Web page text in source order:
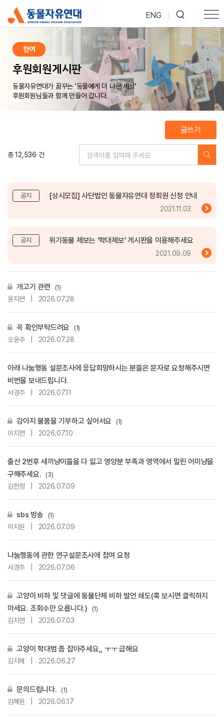
ENG
참여
후원회원게시판
동물자유연대가 꿈꾸는 '동물에게 더 나은 세상'
후원회원님들과 함께 만들어 갑니다.
글쓰기
총 12,536 건
공지 [상시모집] 사단법인 동물자유연대 정회원 신청 안내
2021.11.03
공지 위기동물 제보는 '학대제보' 게시판을 이용해주세요
2021.09.09
개고기 관련 (1)
윤지연 2026.07.28
꼭 확인부탁드려요 (1)
오윤주 2026.07.28
아래 나눔행동 설문조사에 응답희망하시는 분들은 문자로 요청해주시면
비번을 보내드립니다.
서경주 2026.07.11
강아지 물품을 기부하고 싶어서요 (1)
이지연 2026.07.10
출산 2번후 새끼냥이들을 다 잃고 영양분 부족과 영역에서 밀린 어미냥을
구해주세요.
(3)
김한정 2026.07.09
sbs 방송 (1)
이지원 2026.07.09
나눔행동에 관한 연구설문조사에 참여 요청
서경주 2026.07.06
고양이 비하 및 댓글에 동물단체 비하 발언 쇄도(혹 보시면 클릭하지
마세요. 조회수만 오릅니다.)
(1)
김지연 2026.07.03
고양이 학대범 좀 잡아주세요,, ㅜㅜ 급해요
김지혜 2026.06.27
문의드립니다. (1)
김혜원 2026.06.17